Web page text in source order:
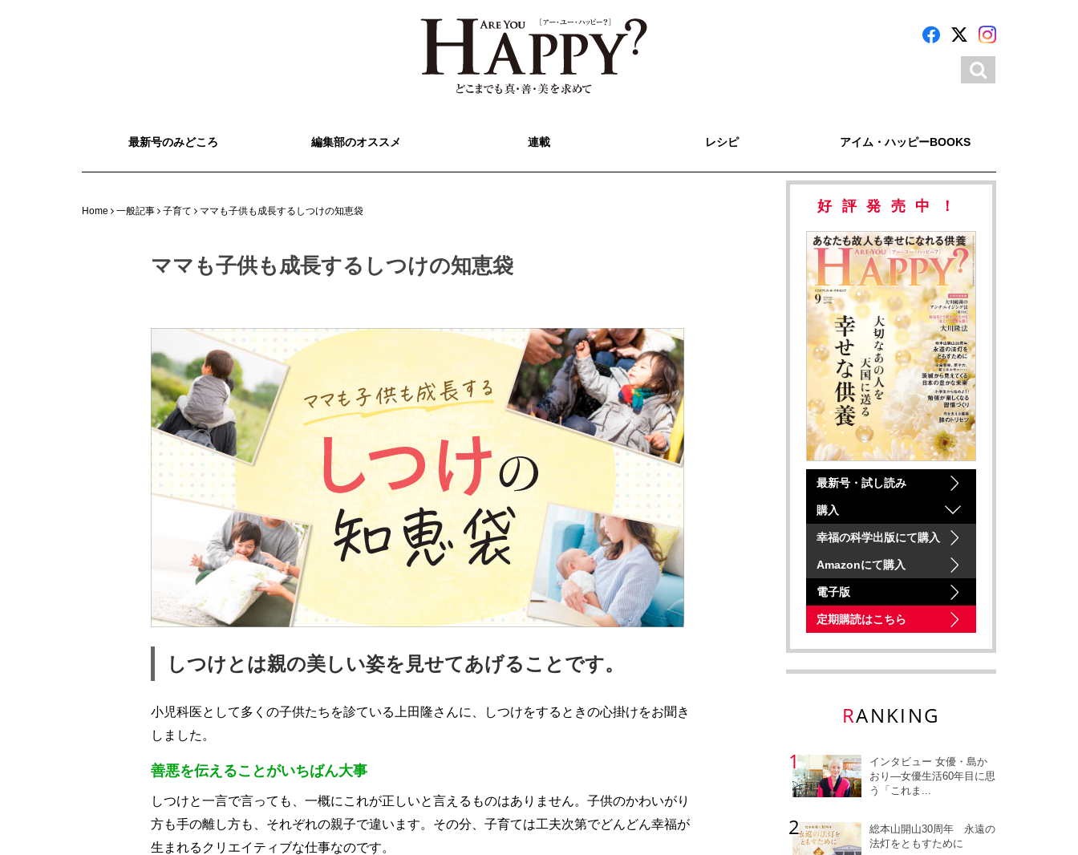
最新号のみどころ 編集部のオススメ 連載 レシピ アイム・ハッピーBOOKS
Home 一般記事 子育て ママも子供も成長するしつけの知恵袋
ママも子供も成長するしつけの知恵袋
しつけとは親の美しい姿を見せてあげることです。
小児科医として多くの子供たちを診ている上田隆さんに、しつけをするときの心掛けをお聞き
しました。
善悪を伝えることがいちばん大事
しつけと一言で言っても、一概にこれが正しいと言えるものはありません。子供のかわいがり
方も手の離し方も、それぞれの親子で違います。その分、子育ては工夫次第でどんどん幸福が
生まれるクリエイティブな仕事なのです。
好評発売中！
最新号・試し読み
購入
幸福の科学出版にて購入
Amazonにて購入
電子版
定期購読はこちら
RANKING
インタビュー 女優・島か
おり―女優生活60年目に思
う「これま...
総本山開山30周年 永遠の
法灯をともすために